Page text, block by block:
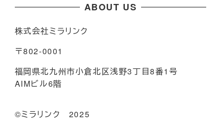
ABOUT US
株式会社ミラリンク
〒802-0001
福岡県北九州市小倉北区浅野3丁目8番1号
AIMビル6階
©️ミラリンク 2025